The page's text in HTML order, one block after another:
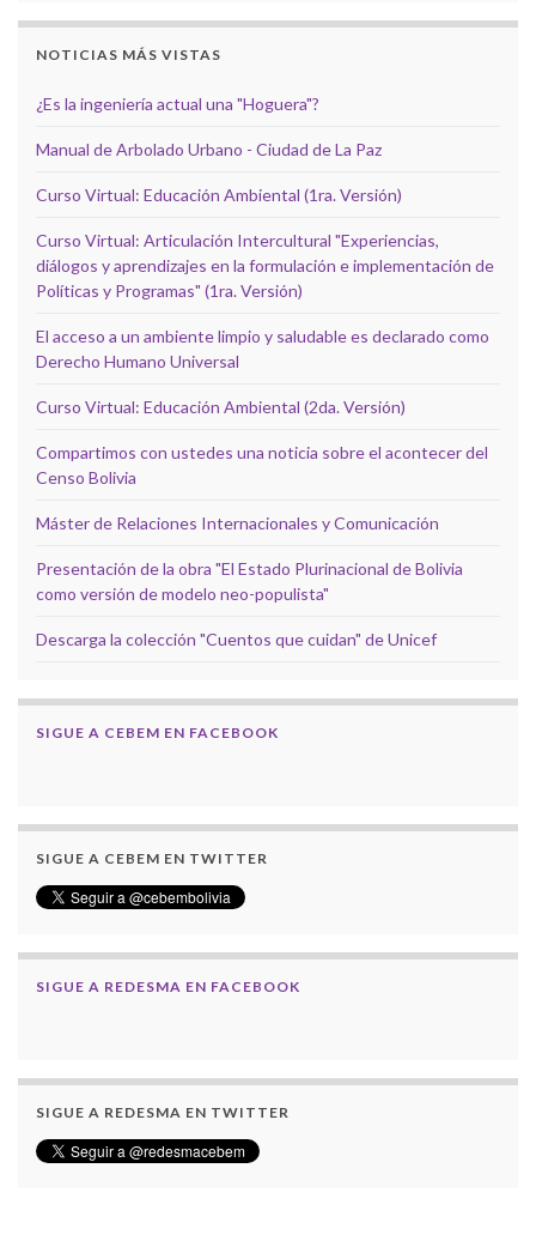
NOTICIAS MÁS VISTAS
¿Es la ingeniería actual una "Hoguera"?
Manual de Arbolado Urbano - Ciudad de La Paz
Curso Virtual: Educación Ambiental (1ra. Versión)
Curso Virtual: Articulación Intercultural "Experiencias,
diálogos y aprendizajes en la formulación e implementación de
Políticas y Programas" (1ra. Versión)
El acceso a un ambiente limpio y saludable es declarado como
Derecho Humano Universal
Curso Virtual: Educación Ambiental (2da. Versión)
Compartimos con ustedes una noticia sobre el acontecer del
Censo Bolivia
Máster de Relaciones Internacionales y Comunicación
Presentación de la obra "El Estado Plurinacional de Bolivia
como versión de modelo neo-populista"
Descarga la colección "Cuentos que cuidan" de Unicef
SIGUE A CEBEM EN FACEBOOK
SIGUE A CEBEM EN TWITTER
SIGUE A REDESMA EN FACEBOOK
SIGUE A REDESMA EN TWITTER